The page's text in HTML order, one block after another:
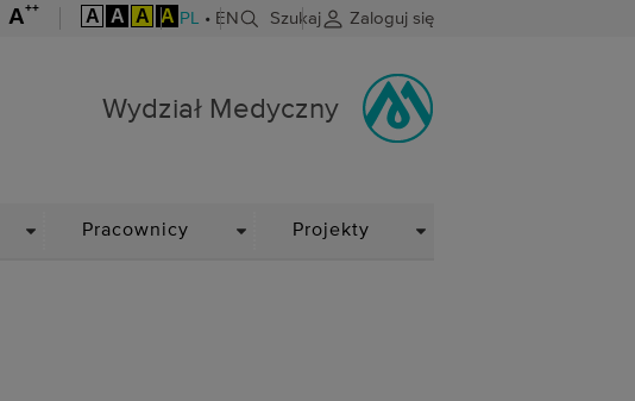
A++ A A A A PL • EN Szukaj Zaloguj się
Wydział Medyczny
Pracownicy Projekty